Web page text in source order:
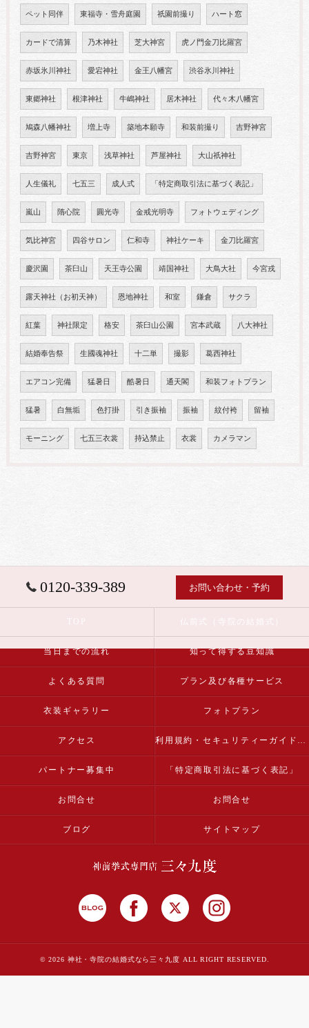
ペット同伴 東福寺・雪舟庭園 祇園前撮り ハート窓
カードで清算 乃木神社 芝大神宮 虎ノ門金刀比羅宮
赤坂氷川神社 愛宕神社 金王八幡宮 渋谷氷川神社
東郷神社 根津神社 牛嶋神社 居木神社 代々木八幡宮
鳩森八幡神社 増上寺 築地本願寺 和装前撮り 吉野神宮
吉野神宮 東京 浅草神社 芦屋神社 大山祇神社
人生儀礼 七五三 成人式 「特定商取引法に基づく表記」
嵐山 隋心院 圓光寺 金戒光明寺 フォトウェディング
気比神宮 四谷サロン 仁和寺 神社ケーキ 金刀比羅宮
慶沢園 茶臼山 天王寺公園 靖国神社 大鳥大社 今宮戎
露天神社（お初天神） 恩地神社 和室 鎌倉 サクラ
紅葉 神社限定 格安 茶臼山公園 宮本武蔵 八大神社
結婚奉告祭 生國魂神社 十二単 撮影 葛西神社
エアコン完備 猛暑日 酷暑日 通天閣 和装フォトプラン
猛暑 白無垢 色打掛 引き振袖 振袖 紋付袴 留袖
モーニング 七五三衣裳 持込禁止 衣裳 カメラマン
0120-339-389 お問い合わせ・予約
当日までの流れ 知って得する豆知識
よくある質問 プラン及び各種サービス
衣装ギャラリー フォトプラン
アクセス 利用規約・セキュリティーガイドライン
パートナー募集中 「特定商取引法に基づく表記」
お問合せ お問合せ
ブログ サイトマップ
© 2026 神社・寺院の結婚式なら三々九度 ALL RIGHT RESERVED.